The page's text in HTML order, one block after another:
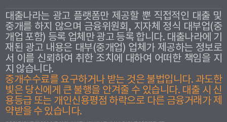
대출나라는 광고 플랫폼만 제공할 뿐 직접적인 대출 및
중개를 하지 않으며 금융위원회, 지자체 정식 대부업(중
개업 포함) 등록 업체만 광고 등록 합니다. 대출나라에 기
재된 광고 내용은 대부(중개업) 업체가 제공하는 정보로
서 이를 신뢰하여 취한 조치에 대하여 어떠한 책임을 지
지 않습니다.
중개수수료를 요구하거나 받는 것은 불법입니다. 과도한
빛은 당신에게 큰 불행을 안겨줄 수 있습니다. 대출 시 신
용등급 또는 개인신용평점 하락으로 다른 금융거래가 제
약받을 수 있습니다.